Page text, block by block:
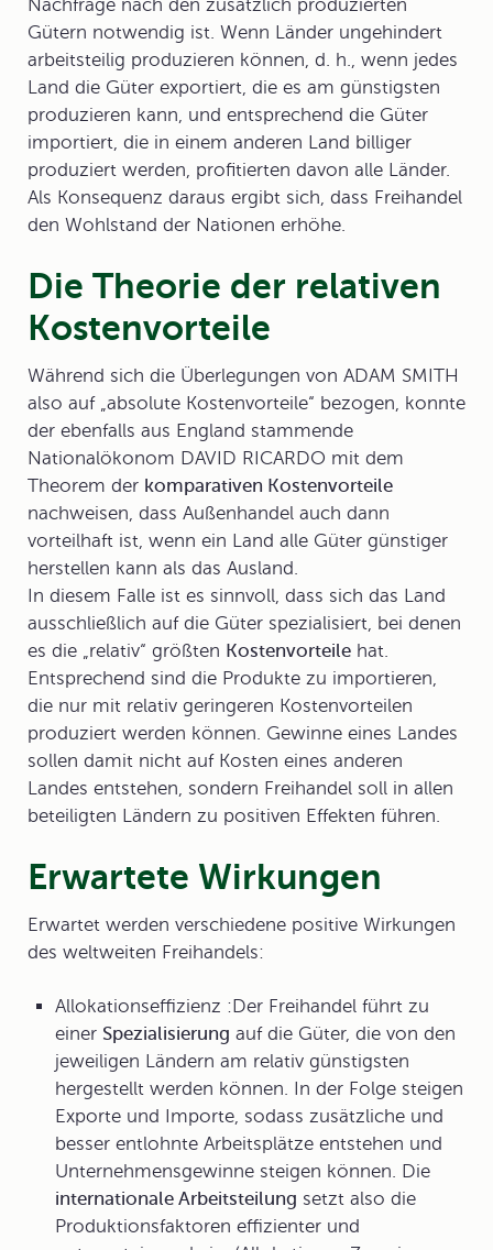
Nachfrage nach den zusätzlich produzierten
Gütern notwendig ist. Wenn Länder ungehindert
arbeitsteilig produzieren können, d. h., wenn jedes
Land die Güter exportiert, die es am günstigsten
produzieren kann, und entsprechend die Güter
importiert, die in einem anderen Land billiger
produziert werden, profitierten davon alle Länder.
Als Konsequenz daraus ergibt sich, dass Freihandel
den Wohlstand der Nationen erhöhe.
Die Theorie der relativen
Kostenvorteile
Während sich die Überlegungen von ADAM SMITH
also auf „absolute Kostenvorteile“ bezogen, konnte
der ebenfalls aus England stammende
Nationalökonom DAVID RICARDO mit dem
Theorem der komparativen Kostenvorteile
nachweisen, dass Außenhandel auch dann
vorteilhaft ist, wenn ein Land alle Güter günstiger
herstellen kann als das Ausland.
In diesem Falle ist es sinnvoll, dass sich das Land
ausschließlich auf die Güter spezialisiert, bei denen
es die „relativ“ größten Kostenvorteile hat.
Entsprechend sind die Produkte zu importieren,
die nur mit relativ geringeren Kostenvorteilen
produziert werden können. Gewinne eines Landes
sollen damit nicht auf Kosten eines anderen
Landes entstehen, sondern Freihandel soll in allen
beteiligten Ländern zu positiven Effekten führen.
Erwartete Wirkungen
Erwartet werden verschiedene positive Wirkungen
des weltweiten Freihandels:
Allokationseffizienz :Der Freihandel führt zu
einer Spezialisierung auf die Güter, die von den
jeweiligen Ländern am relativ günstigsten
hergestellt werden können. In der Folge steigen
Exporte und Importe, sodass zusätzliche und
besser entlohnte Arbeitsplätze entstehen und
Unternehmensgewinne steigen können. Die
internationale Arbeitsteilung setzt also die
Produktionsfaktoren effizienter und